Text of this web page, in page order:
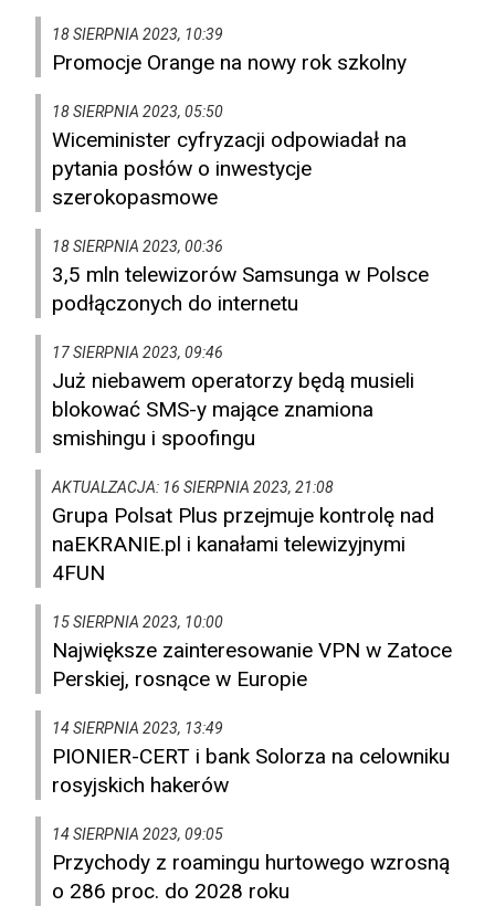
18 SIERPNIA 2023, 10:39
Promocje Orange na nowy rok szkolny
18 SIERPNIA 2023, 05:50
Wiceminister cyfryzacji odpowiadał na
pytania posłów o inwestycje
szerokopasmowe
18 SIERPNIA 2023, 00:36
3,5 mln telewizorów Samsunga w Polsce
podłączonych do internetu
17 SIERPNIA 2023, 09:46
Już niebawem operatorzy będą musieli
blokować SMS-y mające znamiona
smishingu i spoofingu
AKTUALZACJA: 16 SIERPNIA 2023, 21:08
Grupa Polsat Plus przejmuje kontrolę nad
naEKRANIE.pl i kanałami telewizyjnymi
4FUN
15 SIERPNIA 2023, 10:00
Największe zainteresowanie VPN w Zatoce
Perskiej, rosnące w Europie
14 SIERPNIA 2023, 13:49
PIONIER-CERT i bank Solorza na celowniku
rosyjskich hakerów
14 SIERPNIA 2023, 09:05
Przychody z roamingu hurtowego wzrosną
o 286 proc. do 2028 roku